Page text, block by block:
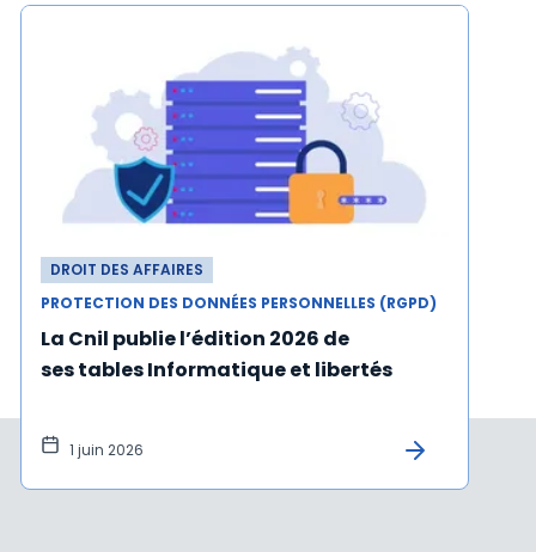
DROIT DES AFFAIRES
PROTECTION DES DONNÉES PERSONNELLES (RGPD)
La Cnil publie l’édition 2026 de
ses tables Informatique et libertés
1 juin 2026